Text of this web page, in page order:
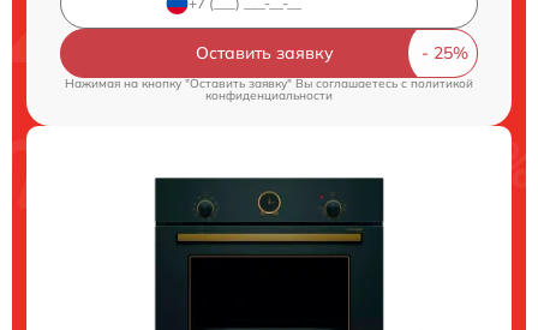
Оставить заявку
Нажимая на кнопку "Оставить заявку" Вы соглашаетесь cполитикой
конфиденциальности